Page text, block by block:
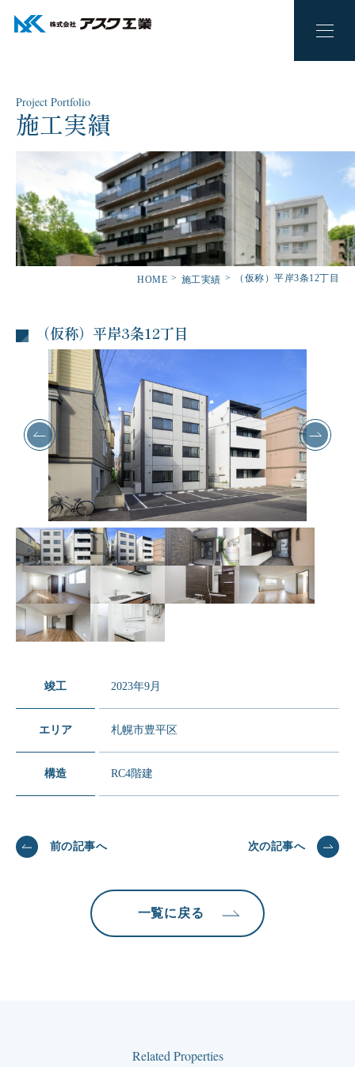
Project Portfolio
施工実績
HOME 施工実績 （仮称）平岸3条12丁目
（仮称）平岸3条12丁目
竣工 2023年9月
エリア 札幌市豊平区
構造 RC4階建
前の記事へ
一覧に戻る
次の記事へ
Related Properties